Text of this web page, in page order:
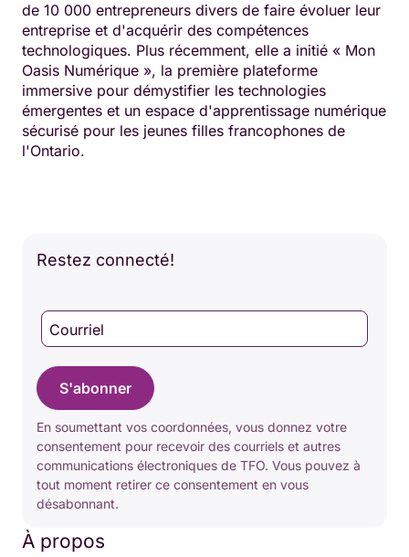
de 10 000 entrepreneurs divers de faire évoluer leur
entreprise et d'acquérir des compétences
technologiques. Plus récemment, elle a initié « Mon
Oasis Numérique », la première plateforme
immersive pour démystifier les technologies
émergentes et un espace d'apprentissage numérique
sécurisé pour les jeunes filles francophones de
l'Ontario.
Restez connecté!
Courriel
S'abonner
En soumettant vos coordonnées, vous donnez votre
consentement pour recevoir des courriels et autres
communications électroniques de TFO. Vous pouvez à
tout moment retirer ce consentement en vous
désabonnant.
À propos